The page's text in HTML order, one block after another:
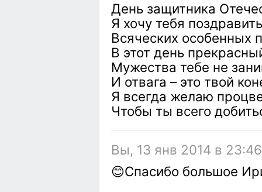
День защитника
Я хочу тебя
Всяческих особенных
В этот день
Мужества тебе не
И отвага – это твой
Я всегда желаю
Чтобы ты всего
Вы, 13 янв 2014 в
😊Спасибо большое